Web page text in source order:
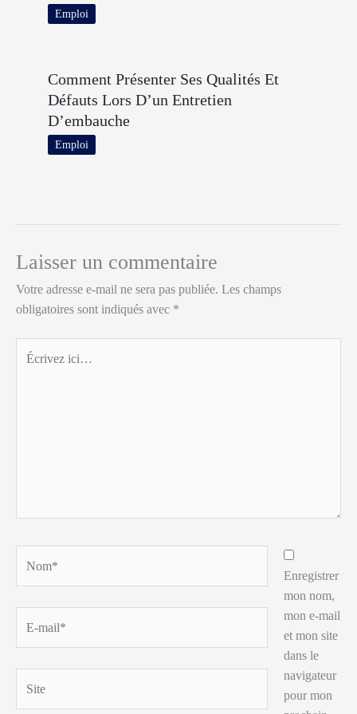
Emploi
Comment Présenter Ses Qualités Et
Défauts Lors D’un Entretien
D’embauche
Emploi
Laisser un commentaire
Votre adresse e-mail ne sera pas publiée. Les champs
obligatoires sont indiqués avec *
ici…
mail*
Enregistrer
mon nom,
mon e-mail
et mon site
dans le
navigateur
pour mon